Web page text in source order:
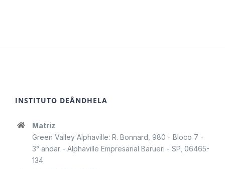
INSTITUTO DEÂNDHELA
Matriz
Green Valley Alphaville: R. Bonnard, 980 - Bloco 7 -
3° andar - Alphaville Empresarial Barueri - SP, 06465-
134